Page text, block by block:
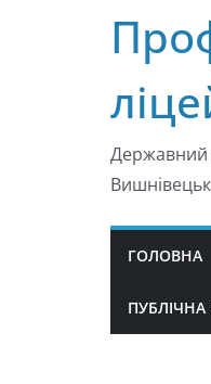
Державний
ГОЛОВНА